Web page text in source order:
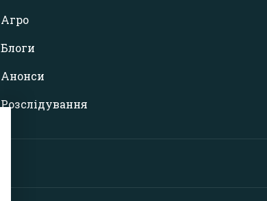
Агро
Блоги
Анонси
Розслідування